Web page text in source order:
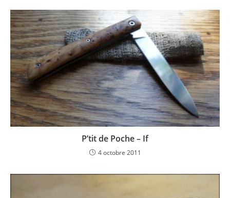
P’tit de Poche – If
4 octobre 2011